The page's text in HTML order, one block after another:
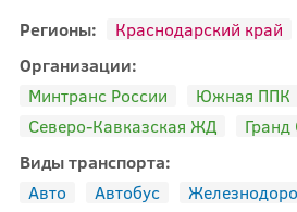
Регионы: Краснодарский край
Организации:
Минтранс России
Южная ППК
Северо-Кавказская ЖД
Гранд
Виды транспорта:
Авто
Автобус